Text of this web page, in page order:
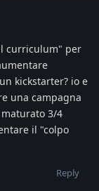
curriculum" per
kickstarter? io e
una campagna
3/4
il "colpo
Reply